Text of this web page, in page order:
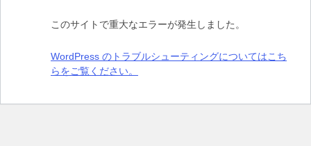
このサイトで重大なエラーが発生しました。
WordPress のトラブルシューティングについてはこち
らをご覧ください。